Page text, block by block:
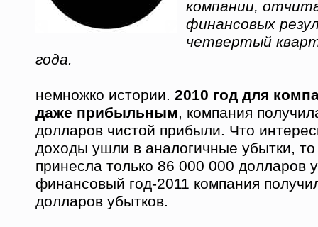
компании,
финансовых
четвертый
года.
немножко истории. 2010 год для
даже прибыльным, компания
долларов чистой прибыли. Что
доходы ушли в аналогичные убытки, то
принесла только 86 000 000 долларов
финансовый год-2011 компания
долларов убытков.